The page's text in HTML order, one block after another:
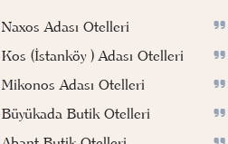
Naxos Adası Otelleri
Kos (İstanköy ) Adası Otelleri
Mikonos Adası Otelleri
Büyükada Butik Otelleri